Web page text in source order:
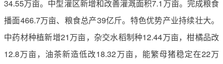
34.55万亩。中型灌区新增和改善灌溉面积7.1万亩。完成粮食
播面466.7万亩、粮食总产39亿斤。特色优势产业持续壮大。
中药材种植新增21万亩，杂交水稻制种12.44万亩，柑橘品改
12.8万亩，油茶新造低改18.32万亩，能繁母猪稳定在22万